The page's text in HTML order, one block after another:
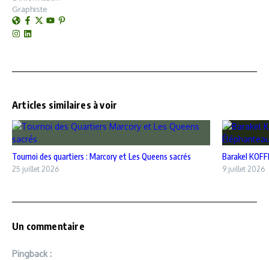
Graphiste
Articles similaires à voir
‎Tournoi des quartiers : Marcory et Les Queens sacrés
25 juillet 2026
Barakel
9 juillet 2026
Un commentaire
Pingback :